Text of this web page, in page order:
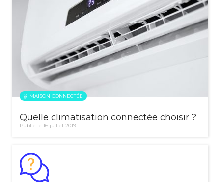
MAISON CONNECTÉE
Quelle climatisation connectée choisir ?
Publié le 16 juillet 2019